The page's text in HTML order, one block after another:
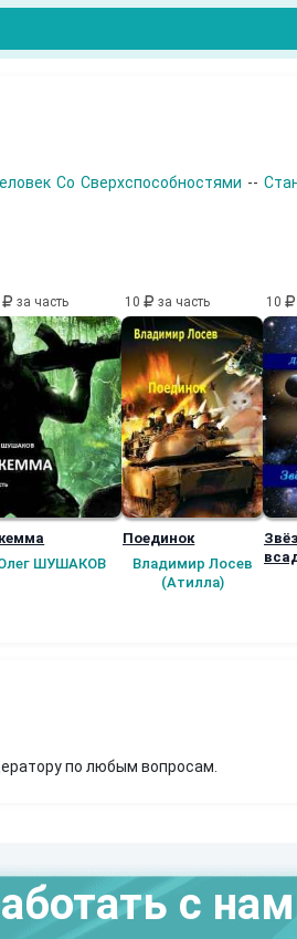
Со Сверхспособностями --
за часть
ШУШАКОВ
10 за часть
Поединок
Владимир Лосев
(Атилла)
10
по любым вопросам.
с